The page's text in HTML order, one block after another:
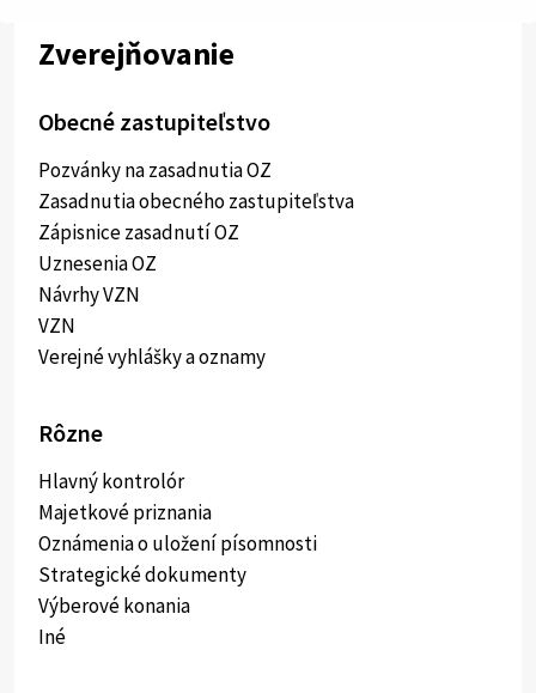
Zverejňovanie
Obecné zastupiteľstvo
Pozvánky na zasadnutia OZ
Zasadnutia obecného zastupiteľstva
Zápisnice zasadnutí OZ
Uznesenia OZ
Návrhy VZN
VZN
Verejné vyhlášky a oznamy
Rôzne
Hlavný kontrolór
Majetkové priznania
Oznámenia o uložení písomnosti
Strategické dokumenty
Výberové konania
Iné